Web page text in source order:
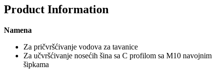
Product Information
Namena
Za pričvršćivanje vodova za tavanice
Za učvršćivanje nosećih šina sa C profilom sa M10 navojnim
šipkama